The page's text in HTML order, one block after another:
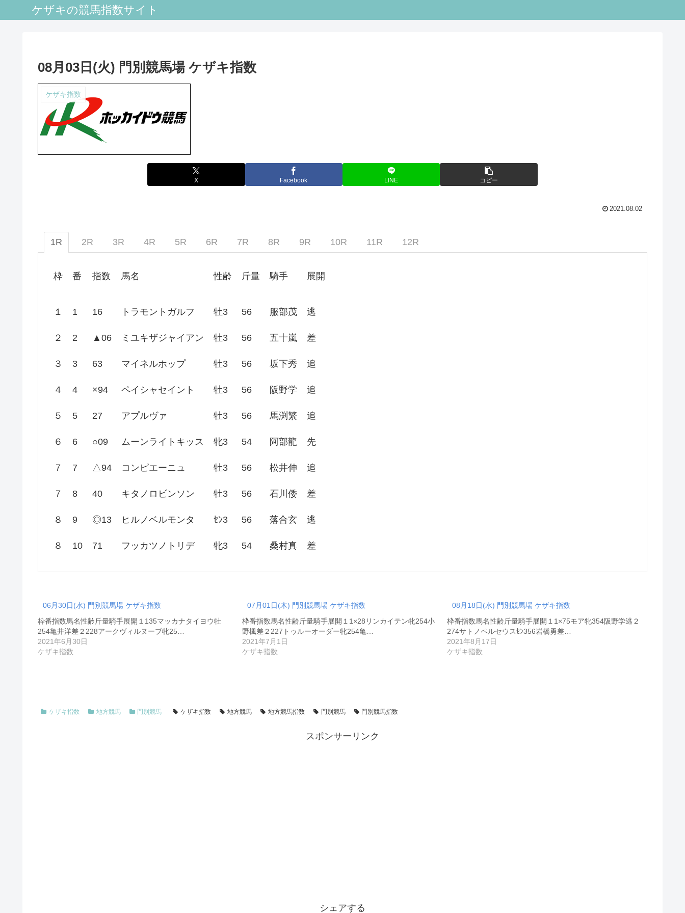
ケザキの競馬指数サイト
08月03日(火) 門別競馬場 ケザキ指数
ケザキ指数
X Facebook LINE コピー
2021.08.02
1R 2R 3R 4R 5R 6R 7R 8R 9R 10R 11R 12R
枠 番 指数 馬名 性齢 斤量 騎手 展開
１ 1 16 トラモントガルフ 牡3 56 服部茂 逃
２ 2 ▲06 ミユキザジャイアン 牡3 56 五十嵐 差
３ 3 63 マイネルホップ 牡3 56 坂下秀 追
４ 4 ×94 ペイシャセイント 牡3 56 阪野学 追
５ 5 27 アプルヴァ 牡3 56 馬渕繁 追
６ 6 ○09 ムーンライトキッス 牝3 54 阿部龍 先
７ 7 △94 コンピエーニュ 牡3 56 松井伸 追
７ 8 40 キタノロビンソン 牡3 56 石川倭 差
８ 9 ◎13 ヒルノベルモンタ ｾﾝ3 56 落合玄 逃
８ 10 71 フッカツノトリデ 牝3 54 桑村真 差
06月30日(水) 門別競馬場 ケザキ指数
枠番指数馬名性齢斤量騎手展開１135マッカナタイヨウ牡
254亀井洋差２228アークヴィルヌーブ牝25…
2021年6月30日
ケザキ指数
07月01日(木) 門別競馬場 ケザキ指数
枠番指数馬名性齢斤量騎手展開１1×28リンカイテン牝254小
野楓差２227トゥルーオーダー牝254亀…
2021年7月1日
ケザキ指数
08月18日(水) 門別競馬場 ケザキ指数
枠番指数馬名性齢斤量騎手展開１1×75モア牝354阪野学逃２
274サトノペルセウスｾﾝ356岩橋勇差…
2021年8月17日
ケザキ指数
ケザキ指数 地方競馬 門別競馬 ケザキ指数 地方競馬 地方競馬指数 門別競馬 門別競馬指数
スポンサーリンク
シェアする